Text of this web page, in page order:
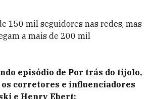
150 mil seguidores nas redes, mas
a mais de 200 mil
episódio de Por trás do tijolo,
os corretores e influenciadores
e Henry Ebert: